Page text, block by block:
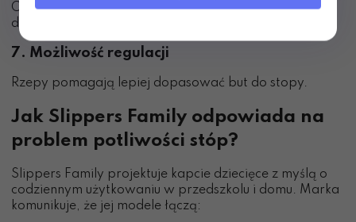
Ciężkie kapcie szybciej męczą dziecko i zwiększają
dyskomfort.
7. Możliwość regulacji
Rzepy pomagają lepiej dopasować but do stopy.
Jak Slippers Family odpowiada na
problem potliwości stóp?
Slippers Family projektuje kapcie dziecięce z myślą o
codziennym użytkowaniu w przedszkolu i domu. Marka
komunikuje, że jej modele łączą: